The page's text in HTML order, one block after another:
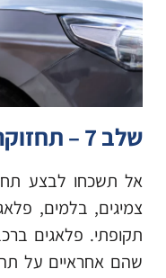
שלב 7 – תחזוקה שוטפת
אל תשכחו לבצע
צמיגים, בלמים,
תקופתי. פלאגים
שהם אחראיים על